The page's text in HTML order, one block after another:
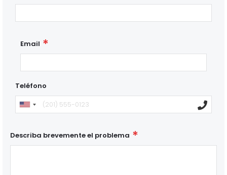
Email
Teléfono
Describa brevemente el problema